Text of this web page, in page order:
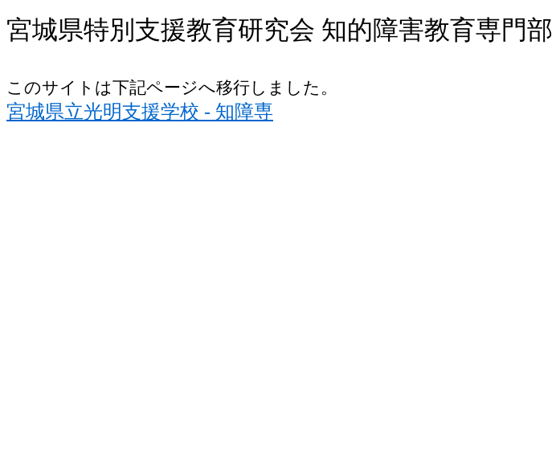
宮城県特別支援教育研究会 知的障害教育専門部
このサイトは下記ページへ移行しました。
宮城県立光明支援学校 - 知障専